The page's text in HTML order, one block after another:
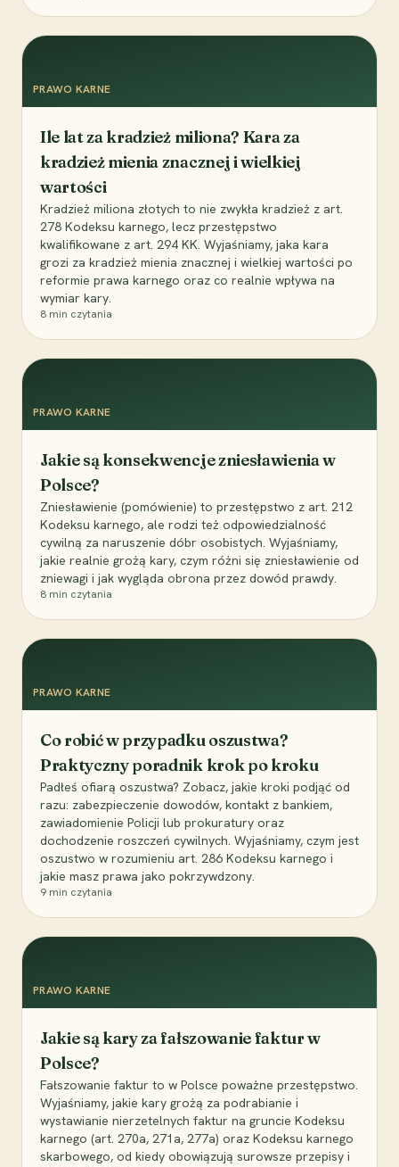
PRAWO KARNE
Ile lat za kradzież miliona? Kara za
kradzież mienia znacznej i wielkiej
wartości
Kradzież miliona złotych to nie zwykła kradzież z art.
278 Kodeksu karnego, lecz przestępstwo
kwalifikowane z art. 294 KK. Wyjaśniamy, jaka kara
grozi za kradzież mienia znacznej i wielkiej wartości po
reformie prawa karnego oraz co realnie wpływa na
wymiar kary.
8 min czytania
PRAWO KARNE
Jakie są konsekwencje zniesławienia w
Polsce?
Zniesławienie (pomówienie) to przestępstwo z art. 212
Kodeksu karnego, ale rodzi też odpowiedzialność
cywilną za naruszenie dóbr osobistych. Wyjaśniamy,
jakie realnie grożą kary, czym różni się zniesławienie od
zniewagi i jak wygląda obrona przez dowód prawdy.
8 min czytania
PRAWO KARNE
Co robić w przypadku oszustwa?
Praktyczny poradnik krok po kroku
Padłeś ofiarą oszustwa? Zobacz, jakie kroki podjąć od
razu: zabezpieczenie dowodów, kontakt z bankiem,
zawiadomienie Policji lub prokuratury oraz
dochodzenie roszczeń cywilnych. Wyjaśniamy, czym jest
oszustwo w rozumieniu art. 286 Kodeksu karnego i
jakie masz prawa jako pokrzywdzony.
9 min czytania
PRAWO KARNE
Jakie są kary za fałszowanie faktur w
Polsce?
Fałszowanie faktur to w Polsce poważne przestępstwo.
Wyjaśniamy, jakie kary grożą za podrabianie i
wystawianie nierzetelnych faktur na gruncie Kodeksu
karnego (art. 270a, 271a, 277a) oraz Kodeksu karnego
skarbowego, od kiedy obowiązują surowsze przepisy i